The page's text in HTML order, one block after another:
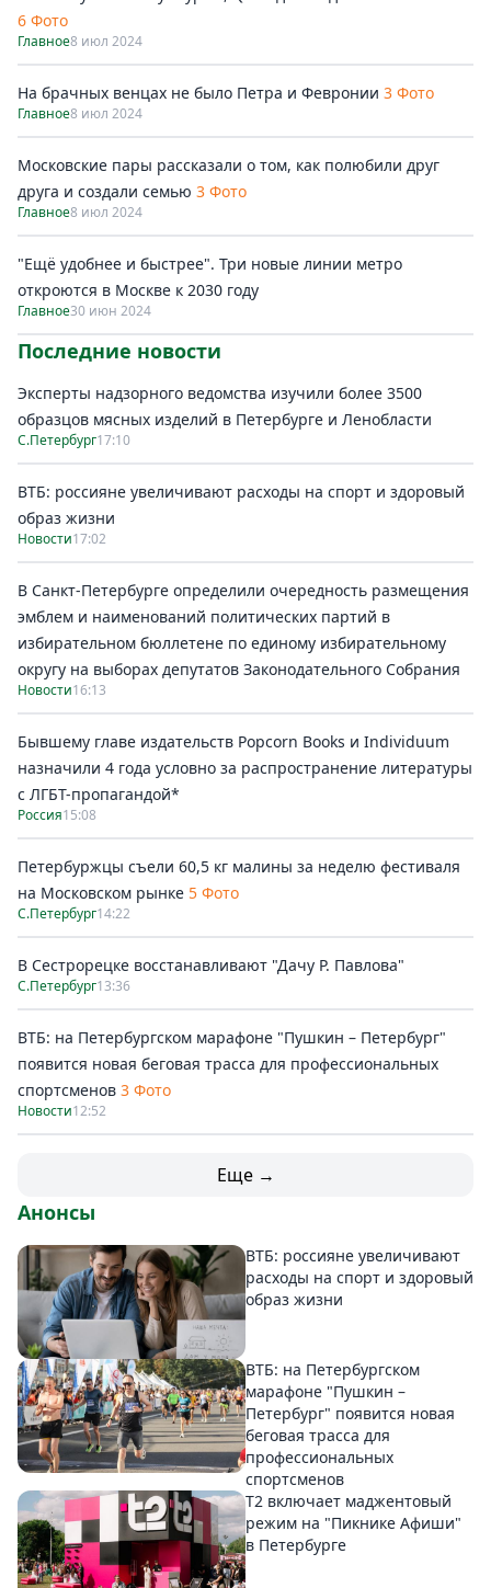
6 Фото
Главное8 июл 2024
На брачных венцах не было Петра и Февронии 3 Фото
Главное8 июл 2024
Московские пары рассказали о том, как полюбили друг
друга и создали семью 3 Фото
Главное8 июл 2024
"Ещё удобнее и быстрее". Три новые линии метро
откроются в Москве к 2030 году
Главное30 июн 2024
Последние новости
Эксперты надзорного ведомства изучили более 3500
образцов мясных изделий в Петербурге и Ленобласти
С.Петербург17:10
ВТБ: россияне увеличивают расходы на спорт и здоровый
образ жизни
Новости17:02
В Санкт-Петербурге определили очередность размещения
эмблем и наименований политических партий в
избирательном бюллетене по единому избирательному
округу на выборах депутатов Законодательного Собрания
Новости16:13
Бывшему главе издательств Popcorn Books и Individuum
назначили 4 года условно за распространение литературы
с ЛГБТ-пропагандой*
Россия15:08
Петербуржцы съели 60,5 кг малины за неделю фестиваля
на Московском рынке 5 Фото
С.Петербург14:22
В Сестрорецке восстанавливают "Дачу Р. Павлова"
С.Петербург13:36
ВТБ: на Петербургском марафоне "Пушкин – Петербург"
появится новая беговая трасса для профессиональных
спортсменов 3 Фото
Новости12:52
Еще →
Анонсы
ВТБ: россияне увеличивают
расходы на спорт и здоровый
образ жизни
ВТБ: на Петербургском
марафоне "Пушкин –
Петербург" появится новая
беговая трасса для
профессиональных
спортсменов
Т2 включает маджентовый
режим на "Пикнике Афиши"
в Петербурге